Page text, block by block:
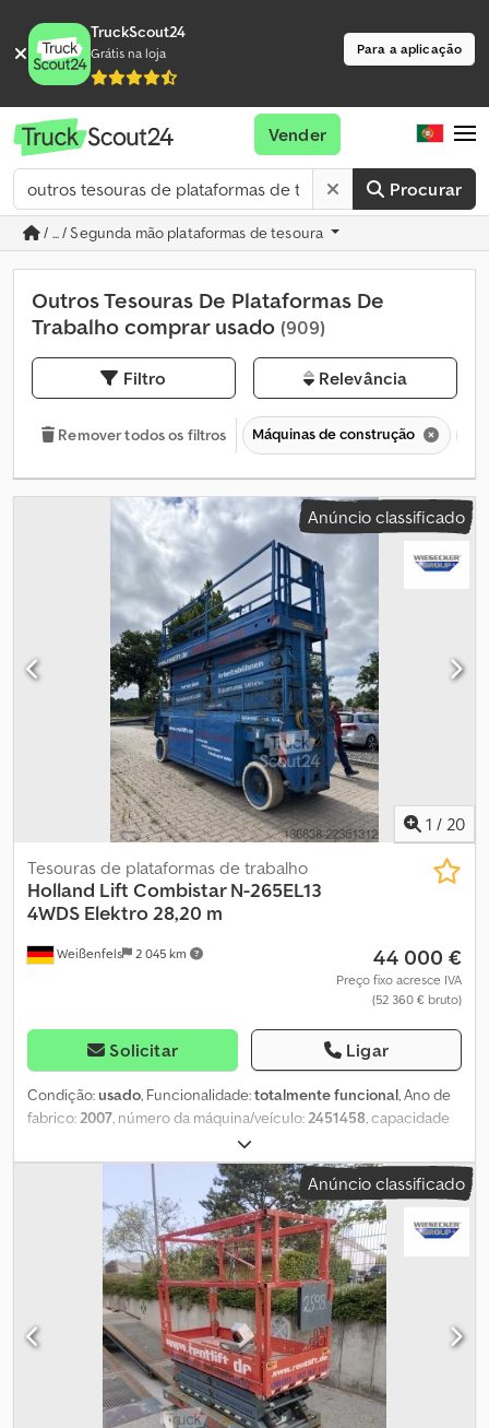
TruckScout24
Grátis na loja Para a aplicação
Procurar
Vender
/ ... / Segunda mão plataformas de tesoura
Outros Tesouras De Plataformas De
Trabalho comprar usado (909)
Filtro Relevância
Remover todos os filtros Máquinas de construção
Anúncio classificado
1 / 20
Weißenfels 2 045 km
Tesouras de plataformas de trabalho
Holland Lift Combistar N-265EL13
4WDS Elektro 28,20 m
44 000 €
Preço fixo acresce IVA
(52 360 € bruto)
Solicitar Ligar
Condição:usado, Funcionalidade:totalmente funcional, Ano de
fabrico:2007, número da máquina/veículo:2451458, capacidade
, altura de elevação:
plataforma:5 600 mm, largura da plataforma:1 300 mm, peso total:
, comprimento de transporte:5 600 mm, largura de
transporte:1 320 mm, altura de transporte:4 100 mm, tipo de
combustível:elétrico, cor:azul, Equipamento:bloqueio do
diferencial, tração integral, Dados técnicos Dsdpfx
Aezmdruecqskr - Ano de fabricação: 2008 - Propulsão: Elétrico
4WD - Altura de trabalho: 28,20 m - Altura da plataforma: 26,20 m -
Extensão da plataforma: 2,20 m - Capacidade de carga: 750 kg -
Dimensões da plataforma (C x L): 5,60 x 1,32 m - Dimensões totais
(C x L x A): 5,60 x 1,32 x 4,10 m - Peso total: 18.770 kg - Capacidade
de carga: 750 kg - Velocidade de deslocamento: 0,5 - 2,3 km/h -
Máx. capacidade de subir ladeiras: 25% Tração nas quatro rodas,
Anúncio classificado